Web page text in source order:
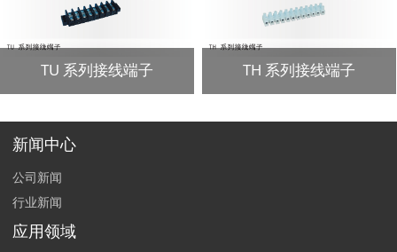
TU 系列接线端子 TH 系列接线端子
新闻中心
公司新闻
行业新闻
应用领域